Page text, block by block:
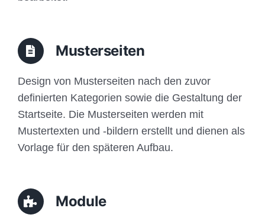
Musterseiten
Design von Musterseiten nach den zuvor
definierten Kategorien sowie die Gestaltung der
Startseite. Die Musterseiten werden mit
Mustertexten und -bildern erstellt und dienen als
Vorlage für den späteren Aufbau.
Module